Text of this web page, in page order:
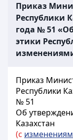
Приказ
Республики
года № 51
этики
изменениями
Приказ
Республики
№ 51
Об
Казахстан
(с